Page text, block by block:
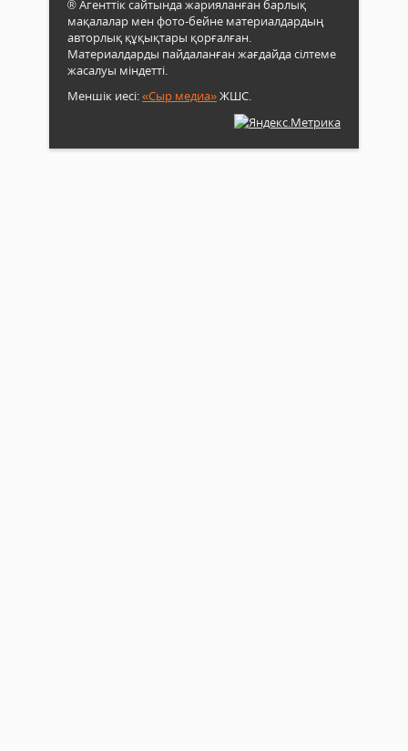
® Агенттік сайтында жарияланған барлық
мақалалар мен фото-бейне материалдардың
авторлық құқықтары қорғалған.
Материалдарды пайдаланған жағдайда сілтеме
жасалуы міндетті.
Меншік иесі:«Сыр медиа»ЖШС.